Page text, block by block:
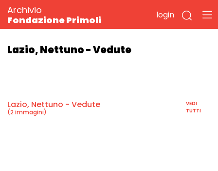
Archivio
Fondazione Primoli
login
Lazio, Nettuno - Vedute
Lazio, Nettuno - Vedute
(2 immagini)
VEDI
TUTTI